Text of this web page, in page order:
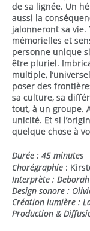
de sa lignée. Un
aussi la
jalonneront sa vie.
mémorielles et
personne unique
être pluriel.
multiple,
poser des
sa culture, sa
tout, à un groupe.
unicité. Et si
quelque chose à
Durée : 45 minutes
Chorégraphie :
Interprète :
Design sonore :
Création lumière :
Production &